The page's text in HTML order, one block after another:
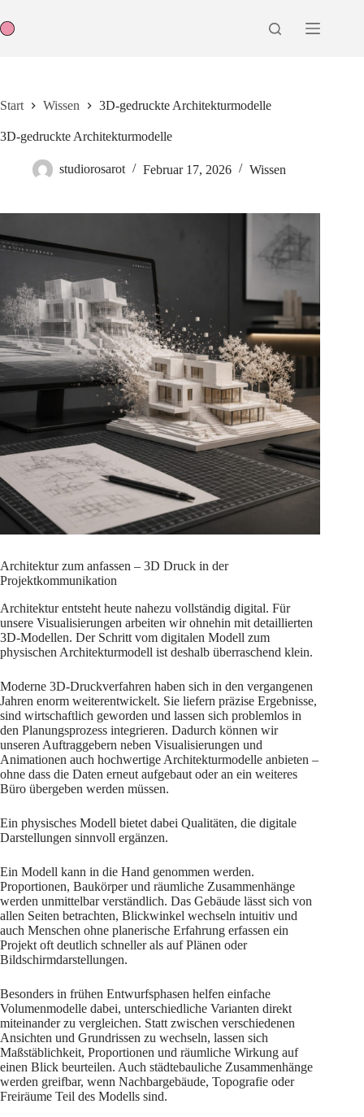
Inhalt
springen
Start Wissen 3D-gedruckte Architekturmodelle
3D-gedruckte Architekturmodelle
studiorosarot Februar 17, 2026 Wissen
Architektur zum anfassen – 3D Druck in der
Projektkommunikation
Architektur entsteht heute nahezu vollständig digital. Für
unsere Visualisierungen arbeiten wir ohnehin mit detaillierten
3D-Modellen. Der Schritt vom digitalen Modell zum
physischen Architekturmodell ist deshalb überraschend klein.
Moderne 3D-Druckverfahren haben sich in den vergangenen
Jahren enorm weiterentwickelt. Sie liefern präzise Ergebnisse,
sind wirtschaftlich geworden und lassen sich problemlos in
den Planungsprozess integrieren. Dadurch können wir
unseren Auftraggebern neben Visualisierungen und
Animationen auch hochwertige Architekturmodelle anbieten –
ohne dass die Daten erneut aufgebaut oder an ein weiteres
Büro übergeben werden müssen.
Ein physisches Modell bietet dabei Qualitäten, die digitale
Darstellungen sinnvoll ergänzen.
Ein Modell kann in die Hand genommen werden.
Proportionen, Baukörper und räumliche Zusammenhänge
werden unmittelbar verständlich. Das Gebäude lässt sich von
allen Seiten betrachten, Blickwinkel wechseln intuitiv und
auch Menschen ohne planerische Erfahrung erfassen ein
Projekt oft deutlich schneller als auf Plänen oder
Bildschirmdarstellungen.
Besonders in frühen Entwurfsphasen helfen einfache
Volumenmodelle dabei, unterschiedliche Varianten direkt
miteinander zu vergleichen. Statt zwischen verschiedenen
Ansichten und Grundrissen zu wechseln, lassen sich
Maßstäblichkeit, Proportionen und räumliche Wirkung auf
einen Blick beurteilen. Auch städtebauliche Zusammenhänge
werden greifbar, wenn Nachbargebäude, Topografie oder
Freiräume Teil des Modells sind.